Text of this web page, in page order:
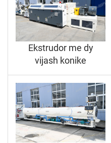
Ekstrudor me dy
vijash konike